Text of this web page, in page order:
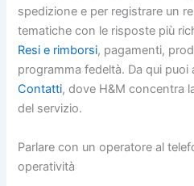
spedizione e per registrare un
tematiche con le risposte più
Resi e rimborsi, pagamenti,
programma fedeltà. Da qui puoi
Contatti, dove H&M concentra
del servizio.
Parlare con un operatore al
operatività